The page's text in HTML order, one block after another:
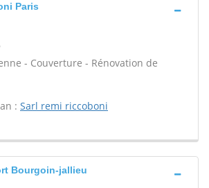
Paris
- Couverture - Rénovation de
: Sarl remi riccoboni
Bourgoin-jallieu